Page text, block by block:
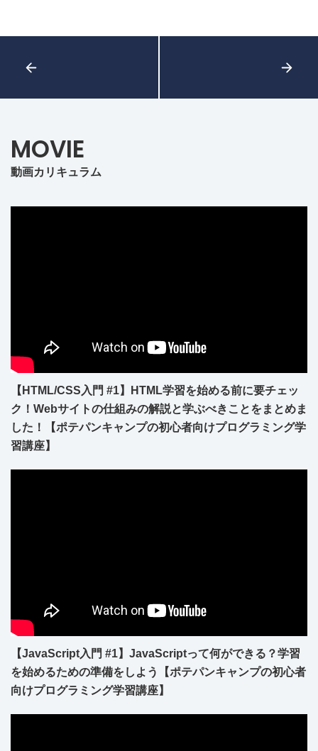
MOVIE
動画カリキュラム
【HTML/CSS入門 #1】HTML学習を始める前に要チェッ
ク！Webサイトの仕組みの解説と学ぶべきことをまとめま
した！【ポテパンキャンプの初心者向けプログラミング学
習講座】
【JavaScript入門 #1】JavaScriptって何ができる？学習
を始めるための準備をしよう【ポテパンキャンプの初心者
向けプログラミング学習講座】